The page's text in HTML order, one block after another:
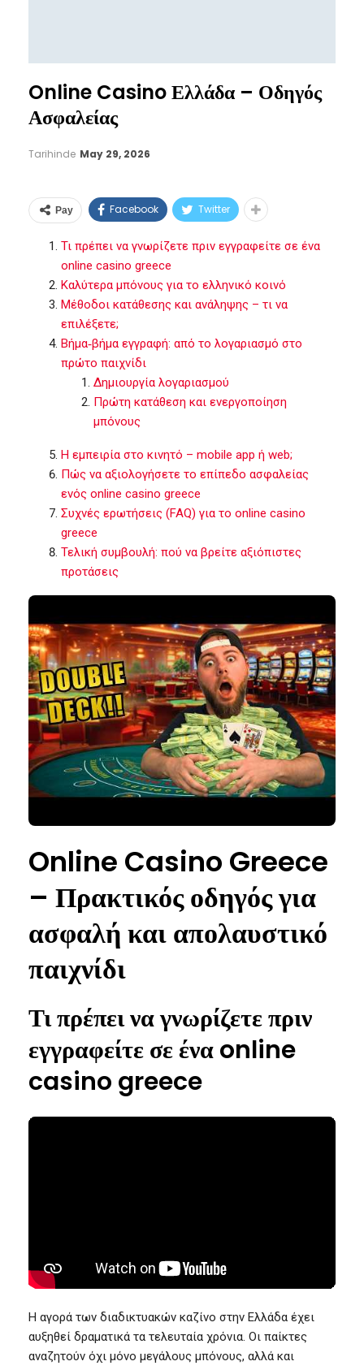
Online Casino Ελλάδα – Οδηγός
Ασφαλείας
Tarihinde May 29, 2026
Pay Facebook Twitter
Τι πρέπει να γνωρίζετε πριν εγγραφείτε σε ένα
online casino greece
Καλύτερα μπόνους για το ελληνικό κοινό
Μέθοδοι κατάθεσης και ανάληψης – τι να
επιλέξετε;
Βήμα‑βήμα εγγραφή: από το λογαριασμό στο
πρώτο παιχνίδι
Δημιουργία λογαριασμού
Πρώτη κατάθεση και ενεργοποίηση
μπόνους
Η εμπειρία στο κινητό – mobile app ή web;
Πώς να αξιολογήσετε το επίπεδο ασφαλείας
ενός online casino greece
Συχνές ερωτήσεις (FAQ) για το online casino
greece
Τελική συμβουλή: πού να βρείτε αξιόπιστες
προτάσεις
Online Casino Greece
– Πρακτικός οδηγός για
ασφαλή και απολαυστικό
παιχνίδι
Τι πρέπει να γνωρίζετε πριν
εγγραφείτε σε ένα online
casino greece
Η αγορά των διαδικτυακών καζίνο στην Ελλάδα έχει
αυξηθεί δραματικά τα τελευταία χρόνια. Οι παίκτες
αναζητούν όχι μόνο μεγάλους μπόνους, αλλά και